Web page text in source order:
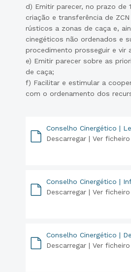
d) Emitir parecer, no prazo de
criação e transferência de
rústicos a zonas de caça e,
cinegéticos não ordenados e
procedimento prosseguir e vir
e) Emitir parecer sobre as
de caça;
f) Facilitar e estimular a
com o ordenamento dos
Conselho Cinergético |
Descarregar | Ver ficheiro
Conselho Cinergético |
Descarregar | Ver ficheiro
Conselho Cinergético |
Descarregar | Ver ficheiro